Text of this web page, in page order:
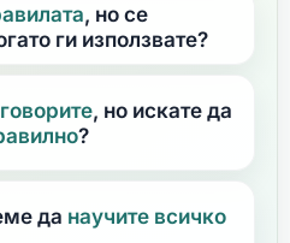
, но се
ги използвате?
говорите, но искате да
?
да научите всичко